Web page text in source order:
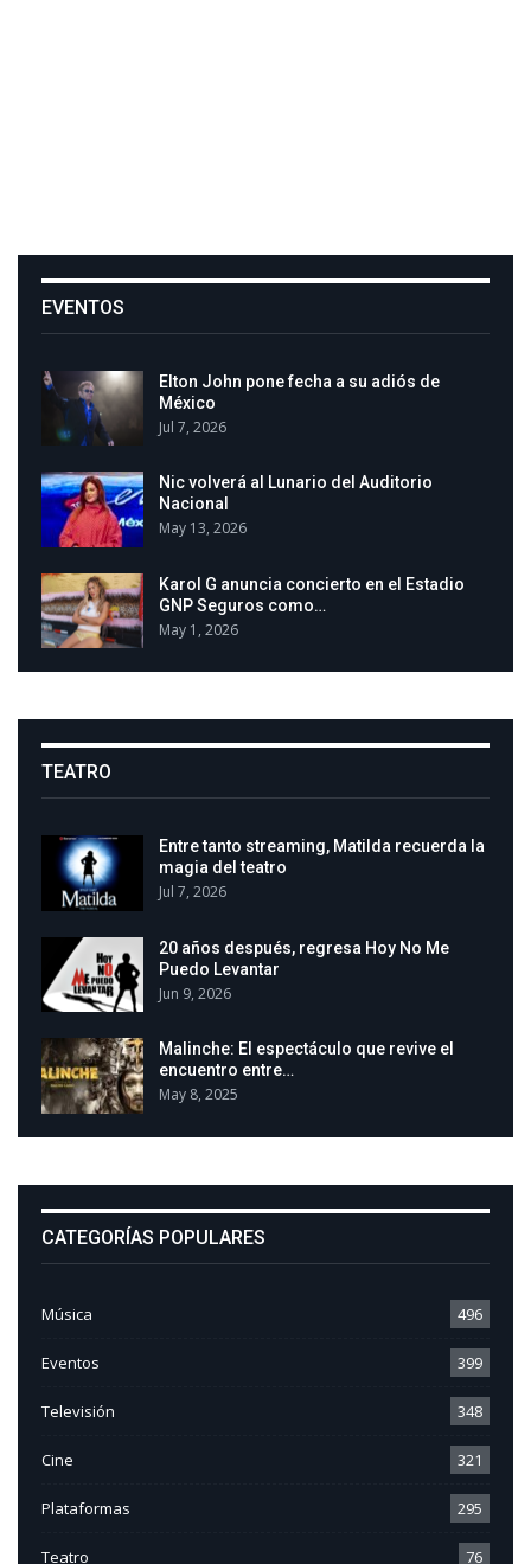
EVENTOS
Elton John pone fecha a su adiós de
México
Jul 7, 2026
Nic volverá al Lunario del Auditorio
Nacional
May 13, 2026
Karol G anuncia concierto en el Estadio
GNP Seguros como…
May 1, 2026
TEATRO
Entre tanto streaming, Matilda recuerda la
magia del teatro
Jul 7, 2026
20 años después, regresa Hoy No Me
Puedo Levantar
Jun 9, 2026
Malinche: El espectáculo que revive el
encuentro entre…
May 8, 2025
CATEGORÍAS POPULARES
Música 496
Eventos 399
Televisión 348
Cine 321
Plataformas 295
Teatro 76